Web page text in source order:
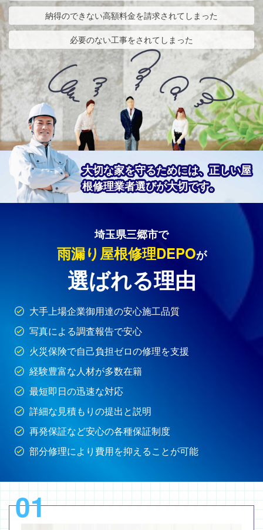
納得のできない高額料金を請求されてしまった
必要のない工事をされてしまった
大切な家を守るためには、正しい屋
根修理業者選びが大切です。
埼玉県三郷市で
雨漏り屋根修理DEPOが
選ばれる理由
大手上場企業御用達の安心施工品質
写真による調査報告で安心
火災保険で自己負担ゼロの修理を支援
経験豊富な人材が多数在籍
最短即日の迅速な対応
詳細な見積もりの提出と説明
再発保証など安心の各種保証制度
部分修理により費用を抑えることが可能
01